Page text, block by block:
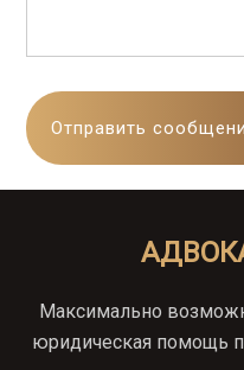
Максимально
юридическая помощь